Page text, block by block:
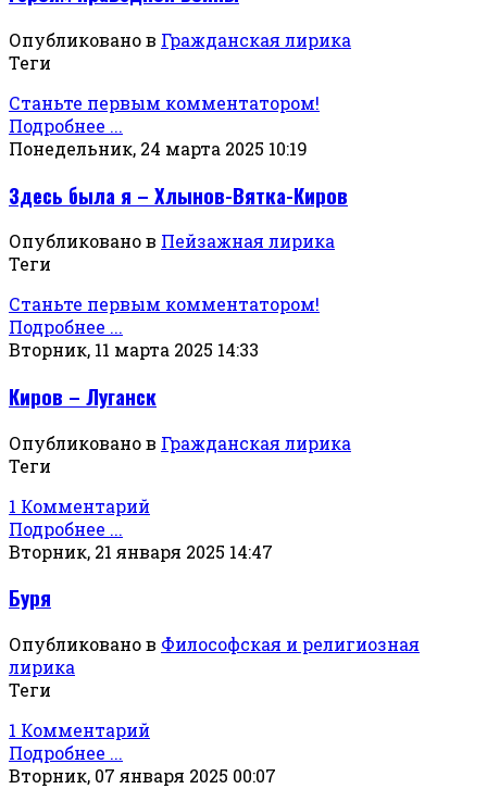
Опубликовано в Гражданская лирика
Теги
Станьте первым комментатором!
Подробнее ...
Понедельник, 24 марта 2025 10:19
Здесь была я – Хлынов-Вятка-Киров
Опубликовано в Пейзажная лирика
Теги
Станьте первым комментатором!
Подробнее ...
Вторник, 11 марта 2025 14:33
Киров – Луганск
Опубликовано в Гражданская лирика
Теги
1 Комментарий
Подробнее ...
Вторник, 21 января 2025 14:47
Буря
Опубликовано в Философская и религиозная
лирика
Теги
1 Комментарий
Подробнее ...
Вторник, 07 января 2025 00:07